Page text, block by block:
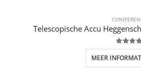
Telescopische Accu
0out
MEER